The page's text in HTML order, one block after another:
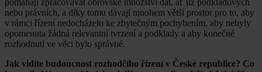
pomáhají zpracovávat obrovské množství dat, ať už podkladových
nebo právních, a díky tomu dávají mnohem větší prostor pro to, aby
v rámci řízení nedocházelo ke zbytečným pochybením, aby nebyly
opomenuta žádná relevantní tvrzení a podklady a aby konečné
rozhodnutí ve věci bylo správné.
Jak vidíte budoucnost rozhodčího řízení v České republice? Co